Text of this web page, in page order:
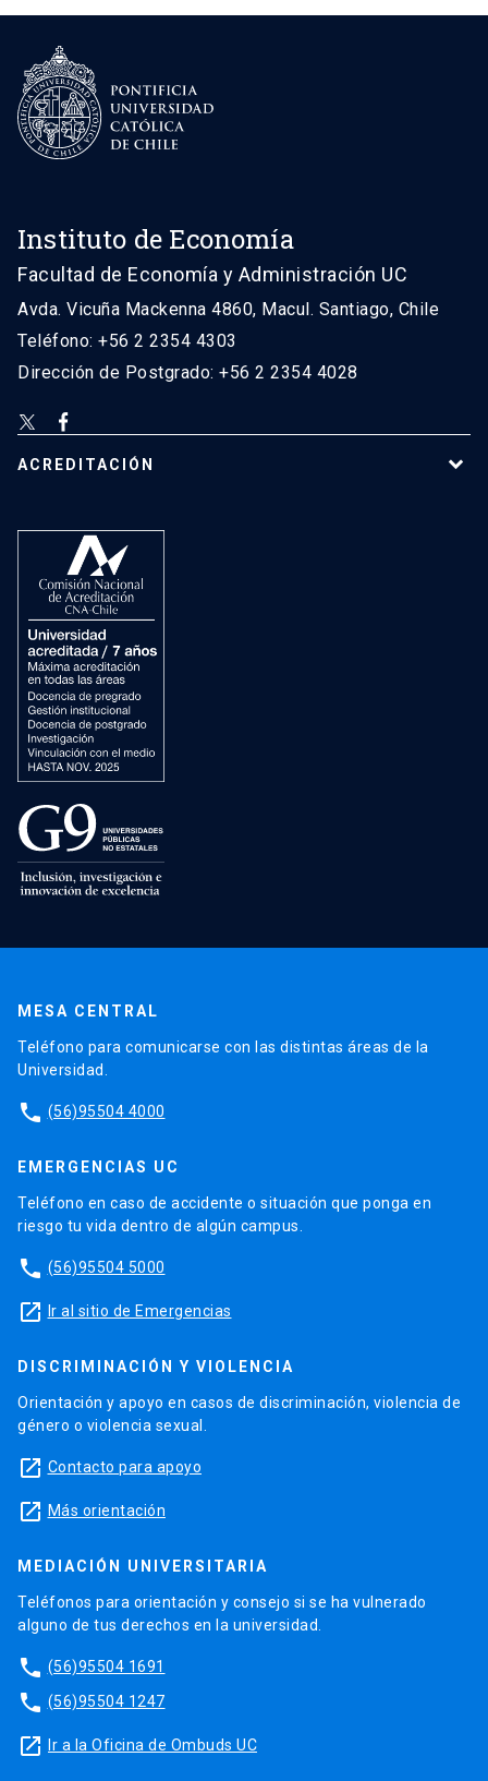
Instituto de Economía
Facultad de Economía y Administración UC
Avda. Vicuña Mackenna 4860, Macul. Santiago, Chile
Teléfono: +56 2 2354 4303
Dirección de Postgrado: +56 2 2354 4028
ACREDITACIÓN
MESA CENTRAL
Teléfono para comunicarse con las distintas áreas de la
Universidad.
phone (56)95504 4000
EMERGENCIAS UC
Teléfono en caso de accidente o situación que ponga en
riesgo tu vida dentro de algún campus.
phone (56)95504 5000
launch Ir al sitio de Emergencias
DISCRIMINACIÓN Y VIOLENCIA
Orientación y apoyo en casos de discriminación, violencia de
género o violencia sexual.
launch Contacto para apoyo
launch Más orientación
MEDIACIÓN UNIVERSITARIA
Teléfonos para orientación y consejo si se ha vulnerado
alguno de tus derechos en la universidad.
phone (56)95504 1691
phone (56)95504 1247
launch Ir a la Oficina de Ombuds UC